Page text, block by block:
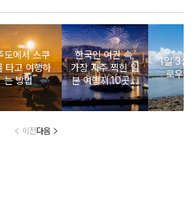
도에서 스쿠
타고 여행하
는 방법
한국인 여권 속,
가장 자주 찍힌 일
본 여행지 10곳은
어디?
‘1일 3섬
로우아
이전다음